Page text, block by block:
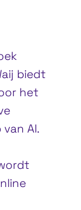
biedt
het
AI.